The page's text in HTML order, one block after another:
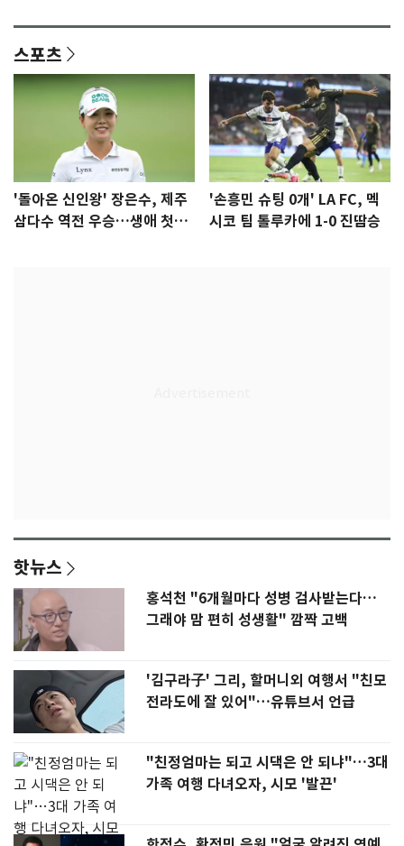
스포츠
'돌아온 신인왕' 장은수, 제주
삼다수 역전 우승…생애 첫승
'손흥민 슈팅 0개' LA FC, 멕
시코 팀 톨루카에 1-0 진땀승
핫뉴스
홍석천 "6개월마다 성병 검사받는다…
그래야 맘 편히 성생활" 깜짝 고백
'김구라子' 그리, 할머니외 여행서 "친모
전라도에 잘 있어"…유튜브서 언급
"친정엄마는 되고 시댁은 안 되냐"…3대
가족 여행 다녀오자, 시모 '발끈'